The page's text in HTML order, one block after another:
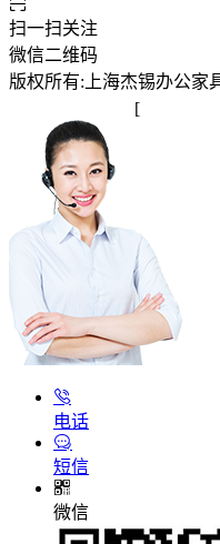
扫一扫关注
微信二维码
版权所有:上海杰锡办公家
[
电话
短信
微信